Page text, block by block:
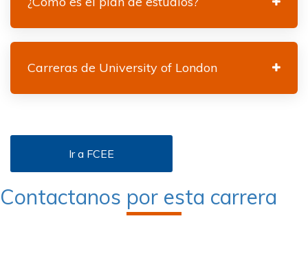
Carreras de University of London
Ir a FCEE
Contactanos por esta carrera